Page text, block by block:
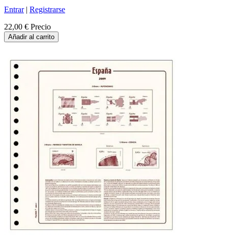
Entrar| Registrarse
22,00 € Precio
Añadir al carrito